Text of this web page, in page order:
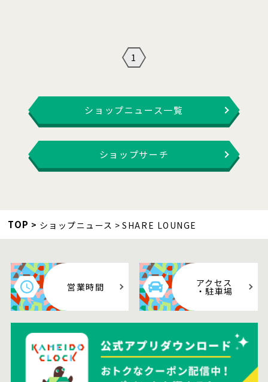
1
ショップニュース一覧
ショップサーチ
TOP ショップニュース SHARE LOUNGE
営業時間 アクセス
・駐車場